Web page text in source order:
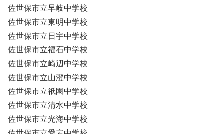
佐世保市立早岐中学校
佐世保市立東明中学校
佐世保市立日宇中学校
佐世保市立福石中学校
佐世保市立崎辺中学校
佐世保市立山澄中学校
佐世保市立祇園中学校
佐世保市立清水中学校
佐世保市立光海中学校